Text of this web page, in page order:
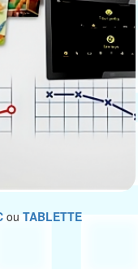
ou TABLETTE